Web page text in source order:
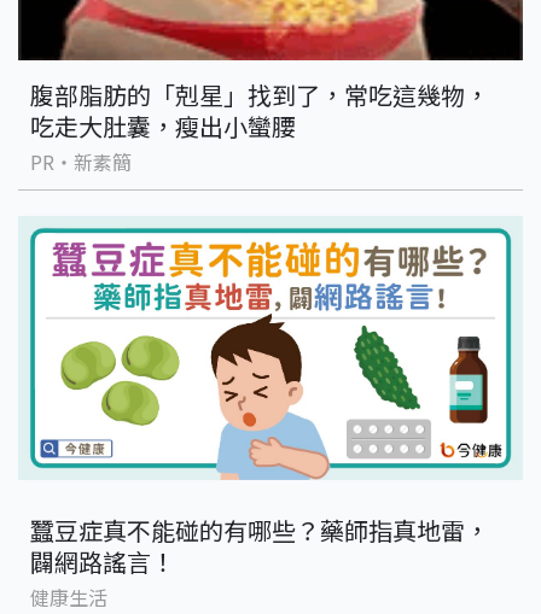
腹部脂肪的「剋星」找到了，常吃這幾物，
吃走大肚囊，瘦出小蠻腰
PR・新素簡
蠶豆症真不能碰的有哪些？藥師指真地雷，
闢網路謠言！
健康生活